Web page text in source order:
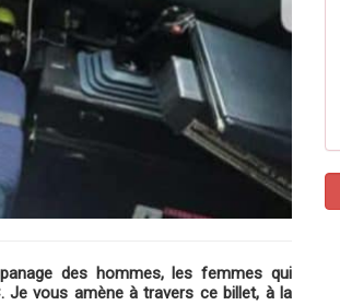
des hommes, les femmes qui
vous amène à travers ce billet, à la